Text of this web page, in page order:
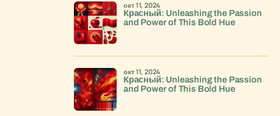
Красный: Unleashing the Passion
and Power of This Bold Hue
окт 11, 2024
Красный: Unleashing the Passion
and Power of This Bold Hue
окт 11, 2024